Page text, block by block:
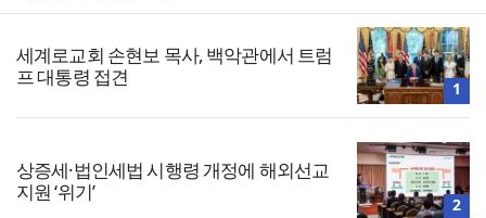
세계로교회 손현보 목사, 백악관에서 트럼
프 대통령 접견
1
상증세·법인세법 시행령 개정에 해외선교
지원 ‘위기’
2